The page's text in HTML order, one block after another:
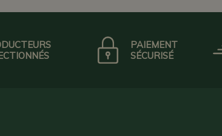
PAIEMENT
SÉCURISÉ